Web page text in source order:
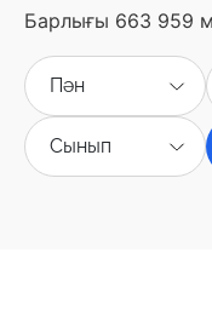
Барлығы 663 959
Пән
Сынып